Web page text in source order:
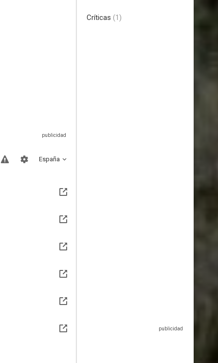
España
Críticas (1)